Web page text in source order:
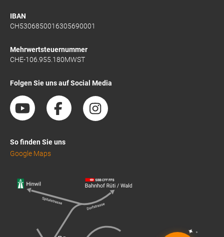
IBAN
CH5306850016305690001
Mehrwertsteuernummer
CHE-106.955.180MWST
Folgen Sie uns auf Social Media
So finden Sie uns
Google Maps
✦
✦